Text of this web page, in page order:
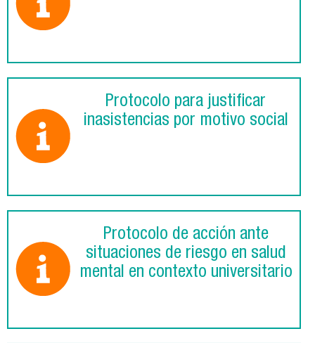
Protocolo para justificar
inasistencias por motivo social
Protocolo de acción ante
situaciones de riesgo en salud
mental en contexto universitario